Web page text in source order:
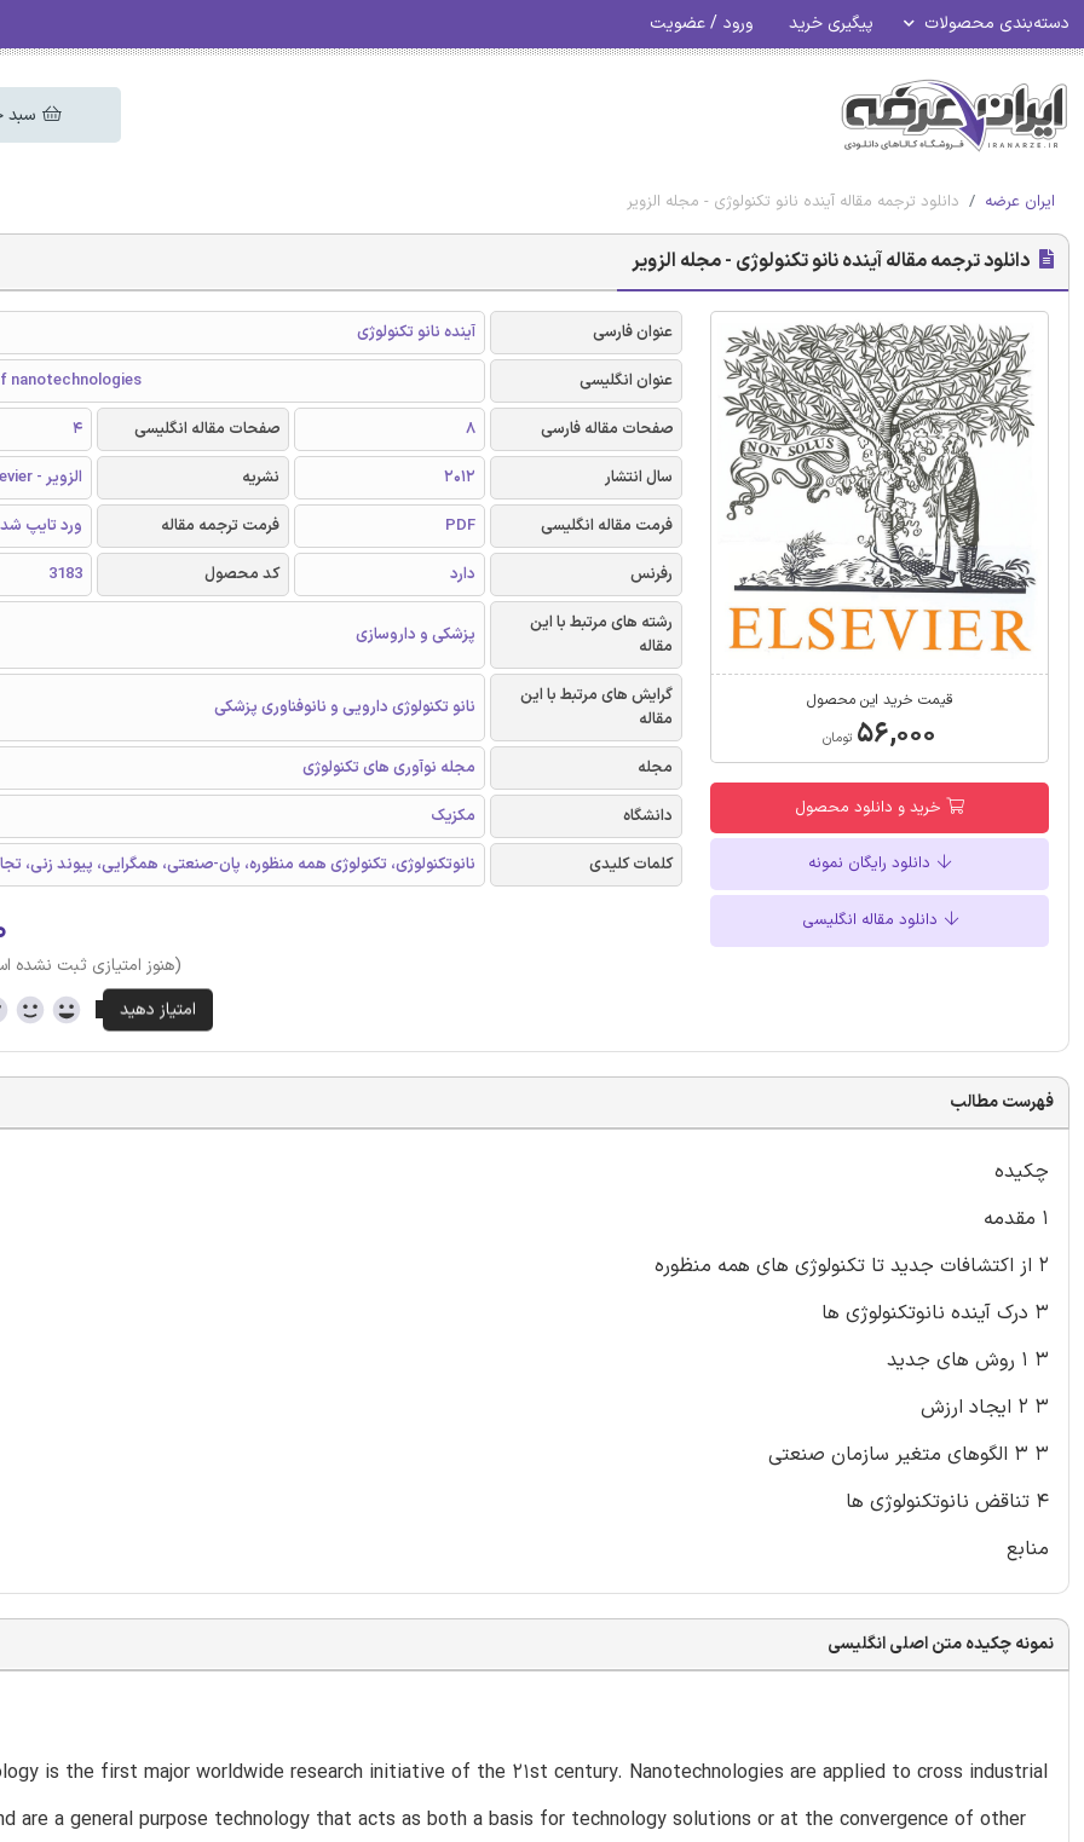
دسته‌بندی محصولات پیگیری خرید ورود / عضویت
سبد
ایران عرضه دانلود ترجمه مقاله آینده نانو تکنولوژی - مجله الزویر
دانلود ترجمه مقاله آینده نانو تکنولوژی - مجله الزویر
قیمت خرید این محصول
۵۶,۰۰۰ تومان
خرید و دانلود محصول
دانلود رایگان نمونه
دانلود مقاله انگلیسی
عنوان فارسی
آینده نانو تکنولوژی
عنوان انگلیسی
nanotechnologies
صفحات مقاله فارسی
8 صفحات مقاله انگلیسی
4
سال انتشار
2012 نشریه
الزویر - Elsevier
فرمت مقاله انگلیسی
PDF فرمت ترجمه مقاله
ورد تایپ
رفرنس
دارد کد محصول
3183
رشته های مرتبط با این
مقاله
پزشکی و داروسازی
گرایش های مرتبط با این
مقاله
نانو تکنولوژی دارویی و نانوفناوری پزشکی
مجله
مجله نوآوری های تکنولوژی
دانشگاه
مکزیک
کلمات کلیدی
نانوتکنولوژی، تکنولوژی همه منظوره، پان-صنعتی، همگرایی، پیوند زنی،
(هنوز امتیازی ثبت نشده
فهرست مطالب
چکیده
۱ مقدمه
۲ از اکتشافات جدید تا تکنولوژی های همه منظوره
۳ درک آینده نانوتکنولوژی ها
۳ ۱ روش های جدید
۳ ۲ ایجاد ارزش
۳ ۳ الگوهای متغیر سازمان صنعتی
۴ تناقض نانوتکنولوژی ها
منابع
نمونه چکیده متن اصلی انگلیسی
is the first major worldwide research initiative of the 21st century. Nanotechnologies are applied to cross industrial
are a general purpose technology that acts as both a basis for technology solutions or at the convergence of other